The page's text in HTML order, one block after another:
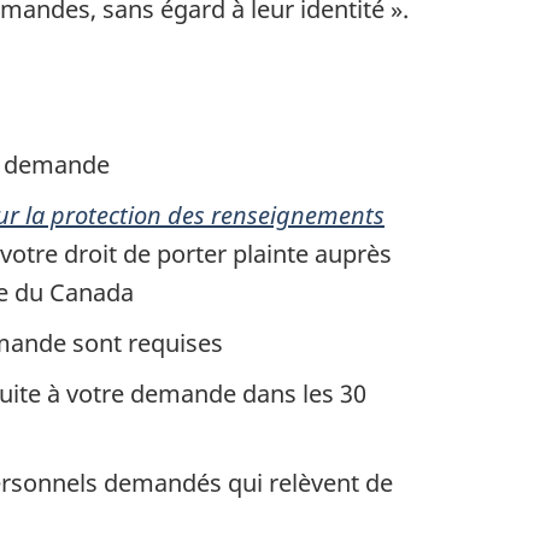
sans égard à leur identité ».
la protection des renseignements
droit de porter plainte auprès
du Canada
sont requises
à votre demande dans les 30
demandés qui relèvent de